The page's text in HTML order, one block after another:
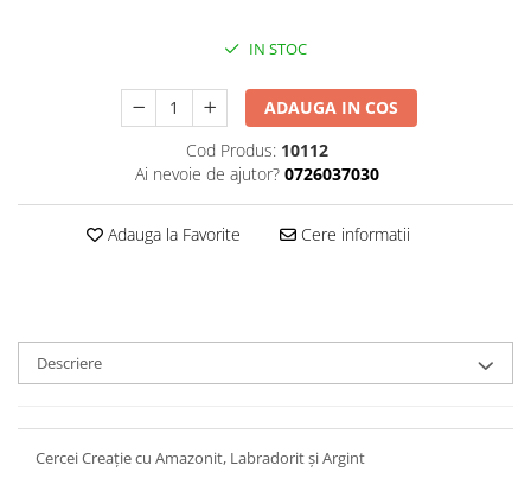
IN STOC
ADAUGA IN COS
Cod Produs: 10112
Ai nevoie de ajutor? 0726037030
Adauga la Favorite Cere informatii
Descriere
Cercei Creație cu Amazonit, Labradorit și Argint